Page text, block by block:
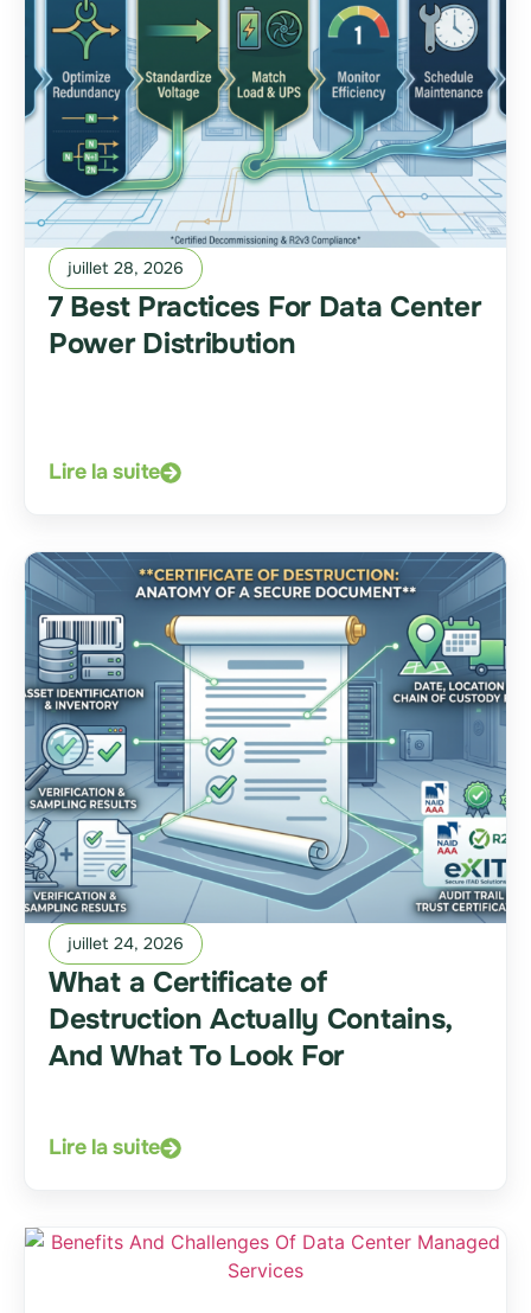
juillet 28, 2026
7 Best Practices For Data Center
Power Distribution
Lire la suite
juillet 24, 2026
What a Certificate of
Destruction Actually Contains,
And What To Look For
Lire la suite